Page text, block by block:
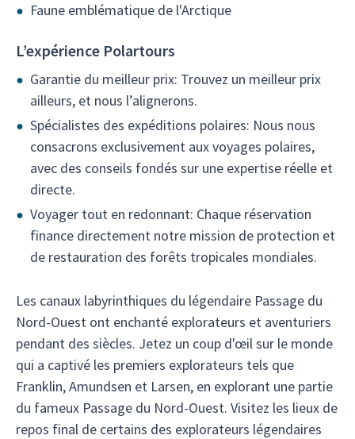
Faune emblématique de l'Arctique
L’expérience Polartours
Garantie du meilleur prix: Trouvez un meilleur prix
ailleurs, et nous l’alignerons.
Spécialistes des expéditions polaires: Nous nous
consacrons exclusivement aux voyages polaires,
avec des conseils fondés sur une expertise réelle et
directe.
Voyager tout en redonnant: Chaque réservation
finance directement notre mission de protection et
de restauration des forêts tropicales mondiales.
Les canaux labyrinthiques du légendaire Passage du
Nord-Ouest ont enchanté explorateurs et aventuriers
pendant des siècles. Jetez un coup d'œil sur le monde
qui a captivé les premiers explorateurs tels que
Franklin, Amundsen et Larsen, en explorant une partie
du fameux Passage du Nord-Ouest. Visitez les lieux de
repos final de certains des explorateurs légendaires